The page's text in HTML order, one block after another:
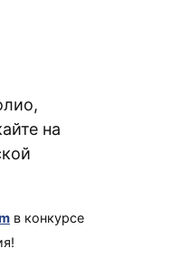
на
в конкурсе